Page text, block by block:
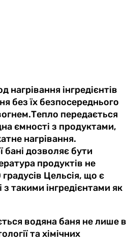
інгредієнтів
без їх безпосереднього
передається
ємності з продуктами,
нагрівання.
бані дозволяє бути
продуктів не
Цельсія, що є
такими інгредієнтами як
водяна баня не лише в
та хімічних